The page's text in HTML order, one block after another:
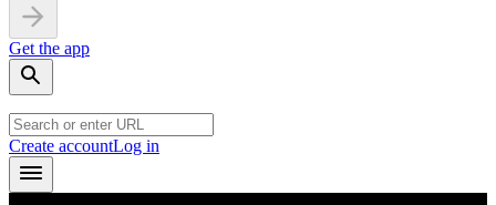
Get the app
Create accountLog in